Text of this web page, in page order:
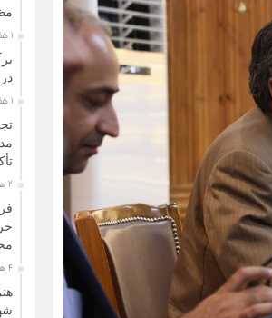
1 هفته قبل
1 هفته قبل
2 هفته قبل
4 هفته قبل